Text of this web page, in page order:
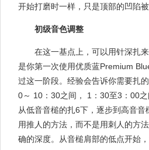
开始打磨时一样，只是顶部的凹陷被
初级音色调整
在这一基点上，可以用针深扎
是你第一次使用优质蓝Premium
过这一阶段。经验会告诉你需要扎
0～ 10：30之间， 1：30至3：00
从低音音槌的扎6下，逐步到高音
用推人的方法，而不是用刺人的方
确的深度。从音槌肩部的低点开始，